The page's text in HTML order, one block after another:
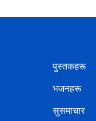
पुस्तकहरू
भजनहरू
सुसमाचार